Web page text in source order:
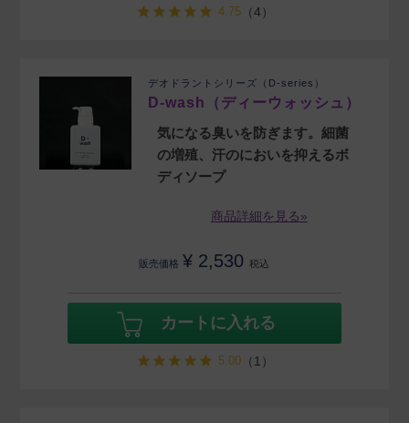
4.75（4）
デオドラントシリーズ（D-series）
D-wash（ディーウォッシュ）
気になる臭いを防ぎます。細菌
の増殖、汗のにおいを抑えるボ
ディソープ
商品詳細を見る»
販売価格 ¥ 2,530 税込
カートに入れる
5.00（1）